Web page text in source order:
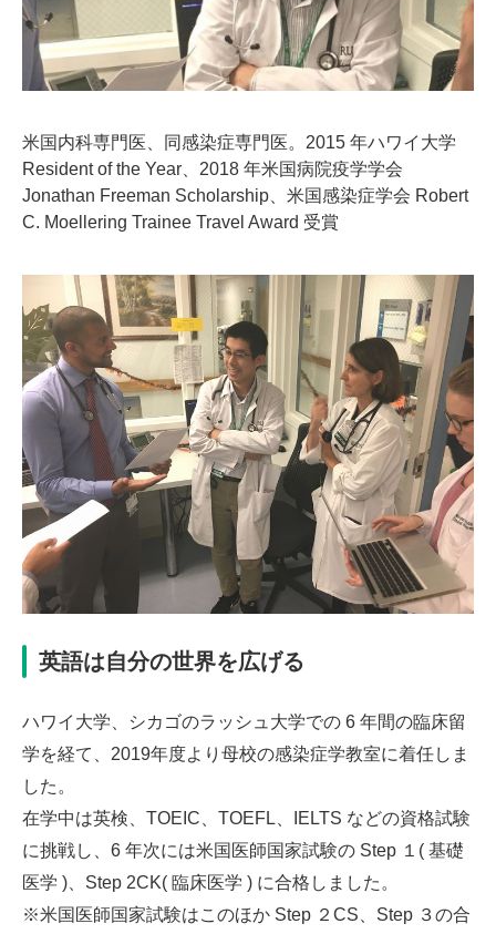
米国内科専門医、同感染症専門医。2015 年ハワイ大学
Resident of the Year、2018 年米国病院疫学学会
Jonathan Freeman Scholarship、米国感染症学会 Robert
C. Moellering Trainee Travel Award 受賞
英語は自分の世界を広げる
ハワイ大学、シカゴのラッシュ大学での 6 年間の臨床留
学を経て、2019年度より母校の感染症学教室に着任しま
した。
在学中は英検、TOEIC、TOEFL、IELTS などの資格試験
に挑戦し、6 年次には米国医師国家試験の Step １( 基礎
医学 )、Step 2CK( 臨床医学 ) に合格しました。
※米国医師国家試験はこのほか Step ２CS、Step ３の合